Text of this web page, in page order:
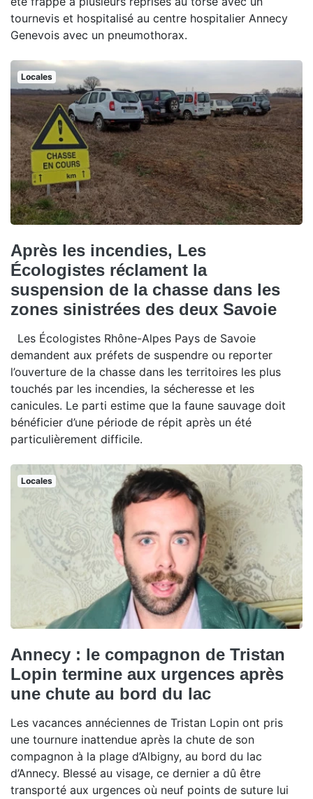
tournevis et hospitalisé au centre hospitalier Annecy
Genevois avec un pneumothorax.
Locales
Après les incendies, Les
Écologistes réclament la
suspension de la chasse dans les
zones sinistrées des deux Savoie
Les Écologistes Rhône-Alpes Pays de Savoie
demandent aux préfets de suspendre ou reporter
l’ouverture de la chasse dans les territoires les plus
touchés par les incendies, la sécheresse et les
canicules. Le parti estime que la faune sauvage doit
bénéficier d’une période de répit après un été
particulièrement difficile.
Locales
Annecy : le compagnon de Tristan
Lopin termine aux urgences après
une chute au bord du lac
Les vacances annéciennes de Tristan Lopin ont pris
une tournure inattendue après la chute de son
compagnon à la plage d’Albigny, au bord du lac
d’Annecy. Blessé au visage, ce dernier a dû être
transporté aux urgences où neuf points de suture lui